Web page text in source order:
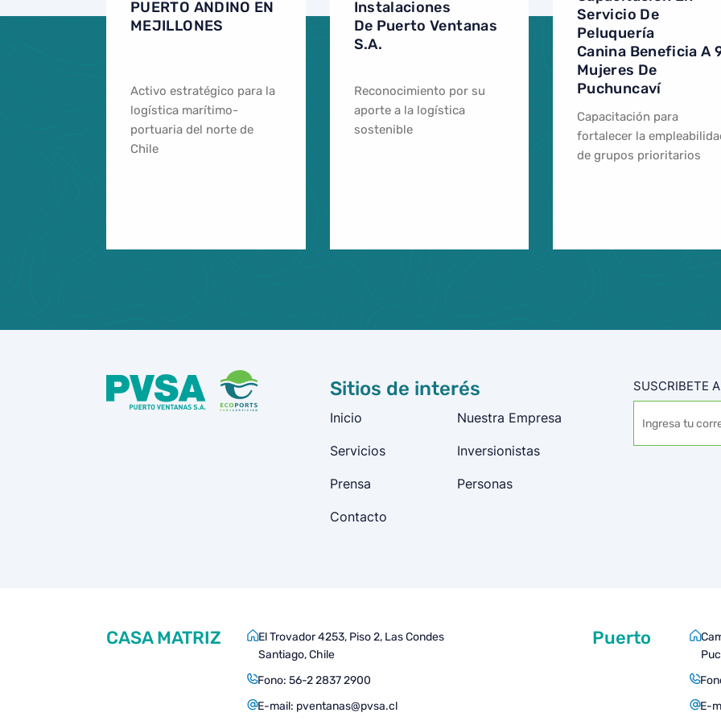
PUERTO ANDINO EN
MEJILLONES
Activo estratégico para la
logística marítimo-
portuaria del norte de
Chile
Instalaciones
De Puerto Ventanas
S.A.
Reconocimiento por su
aporte a la logística
sostenible
Servicio De
Peluquería
Canina Beneficia A
Mujeres De
Puchuncaví
Capacitación para
fortalecer la
de grupos prioritarios
Sitios de interés
Inicio Nuestra Empresa
Servicios Inversionistas
Prensa Personas
Contacto
SUSCRIBETE
CASA MATRIZ
El Trovador 4253, Piso 2, Las Condes
Santiago, Chile
Fono: 56-2 2837 2900
E-mail: pventanas@pvsa.cl
Puerto
E-